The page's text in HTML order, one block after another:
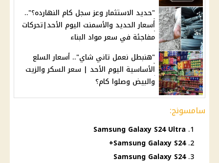
"حديد الاستثمار وعز سجل كام النهارده؟"..
أسعار الحديد والأسمنت اليوم الأحد|تحركات
مفاجئة في سعر مواد البناء
"هنبطل نعمل تاني شاي".. أسعار السلع
الأساسية اليوم الأحد | سعر السكر والزيت
والبيض وصلوا كام؟
سامسونج:
Samsung Galaxy S24 Ultra
Samsung Galaxy S24+
Samsung Galaxy S24